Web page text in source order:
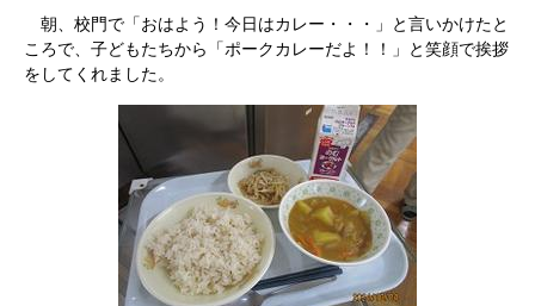
朝、校門で「おはよう！今日はカレー・・・」と言いかけたと
ころで、子どもたちから「ポークカレーだよ！！」と笑顔で挨拶
をしてくれました。